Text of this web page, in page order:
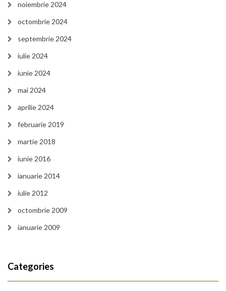
noiembrie 2024
octombrie 2024
septembrie 2024
iulie 2024
iunie 2024
mai 2024
aprilie 2024
februarie 2019
martie 2018
iunie 2016
ianuarie 2014
iulie 2012
octombrie 2009
ianuarie 2009
Categories